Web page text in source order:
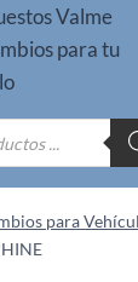
para